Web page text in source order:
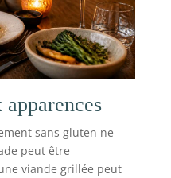
sans gluten ne
peut être
viande grillée peut